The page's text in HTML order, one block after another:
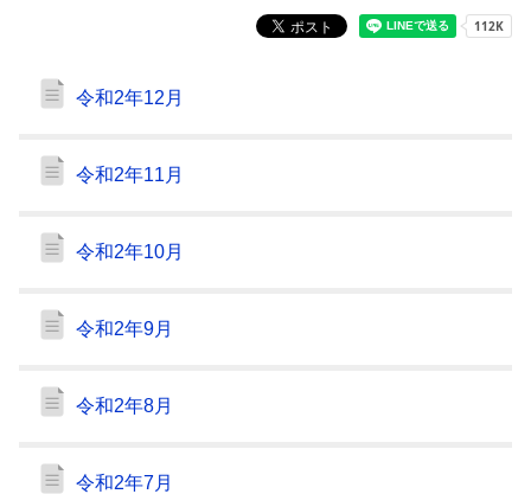
令和2年12月
令和2年11月
令和2年10月
令和2年9月
令和2年8月
令和2年7月